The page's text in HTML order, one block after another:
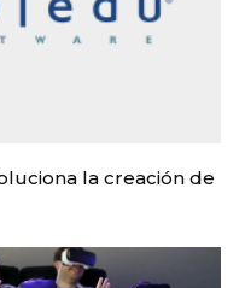
la creación de